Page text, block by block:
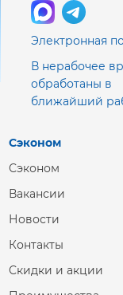
Электронная
В нерабочее
обработаны в
ближайший
Сэконом
Сэконом
Вакансии
Новости
Контакты
Скидки и акции